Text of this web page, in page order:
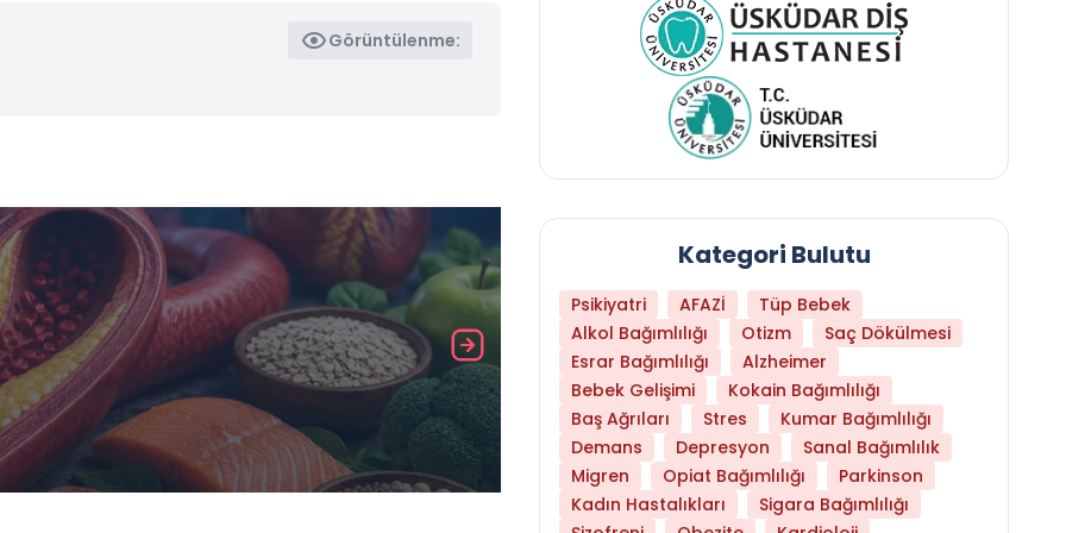
Görüntülenme:
Daha Az Protein Tüketmek Yaşlanmayı
Kategori Bulutu
Psikiyatri AFAZİ
Tüp Bebek
Alkol Bağımlılığı
Otizm
Saç Dökülmesi
Esrar Bağımlılığı
Alzheimer
Bebek Gelişimi
Kokain Bağımlılığı
Baş Ağrıları
Stres
Kumar Bağımlılığı
Demans
Depresyon
Sanal Bağımlılık
Migren
Opiat Bağımlılığı
Parkinson
Kadın Hastalıkları
Sigara Bağımlılığı